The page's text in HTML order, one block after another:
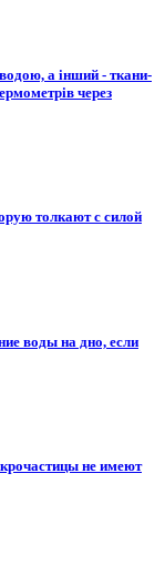
а інший - ткани-
через
толкают с силой
воды на дно, если
не имеют